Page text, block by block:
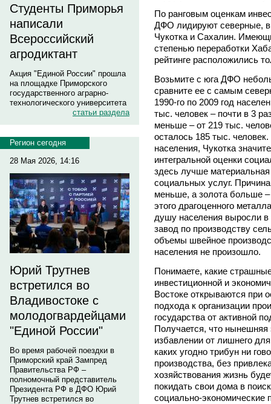
Студенты Приморья
написали
Всероссийский
агродиктант
Акция "Единой России" прошла
на площадке Приморского
государственного аграрно-
технологического университета
статьи раздела
Регион сегодня
28 Мая 2026, 14:16
Юрий Трутнев
встретился во
Владивостоке с
молодогвардейцами
"Единой России"
Во время рабочей поездки в
Приморский край Зампред
Правительства РФ –
полномочный представитель
Президента РФ в ДФО Юрий
Трутнев встретился во
По ранговым оценкам
ДФО лидируют северные,
Чукотка и Сахалин.
степенью переработки
рейтинге расположились
Возьмите с юга ДФО
сравните ее с самым
1990-го по 2009 год
тыс. человек – почти в 3
меньше – от 219 тыс.
осталось 185 тыс.
населения, Чукотка
интегральной оценки
здесь лучше
социальных услуг.
меньше, а золота больше
этого драгоценного
душу населения выросли
завод по производству
объемы швейное
населения не произошло.
Понимаете, какие
инвестиционной и
Востоке открываются при
подхода к организации
государства от активной
Получается, что нынешняя
избавлении от лишнего
каких угодно трибун ни
производства, без
хозяйствования жизнь
покидать свои дома в
социально-экономические